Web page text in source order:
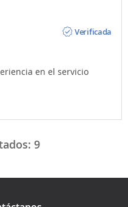
Verificada
en el servicio
9